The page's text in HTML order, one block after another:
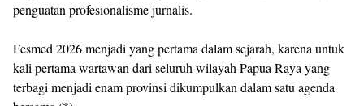
penguatan profesionalisme jurnalis.
Fesmed 2026 menjadi yang pertama dalam sejarah, karena untuk
kali pertama wartawan dari seluruh wilayah Papua Raya yang
terbagi menjadi enam provinsi dikumpulkan dalam satu agenda